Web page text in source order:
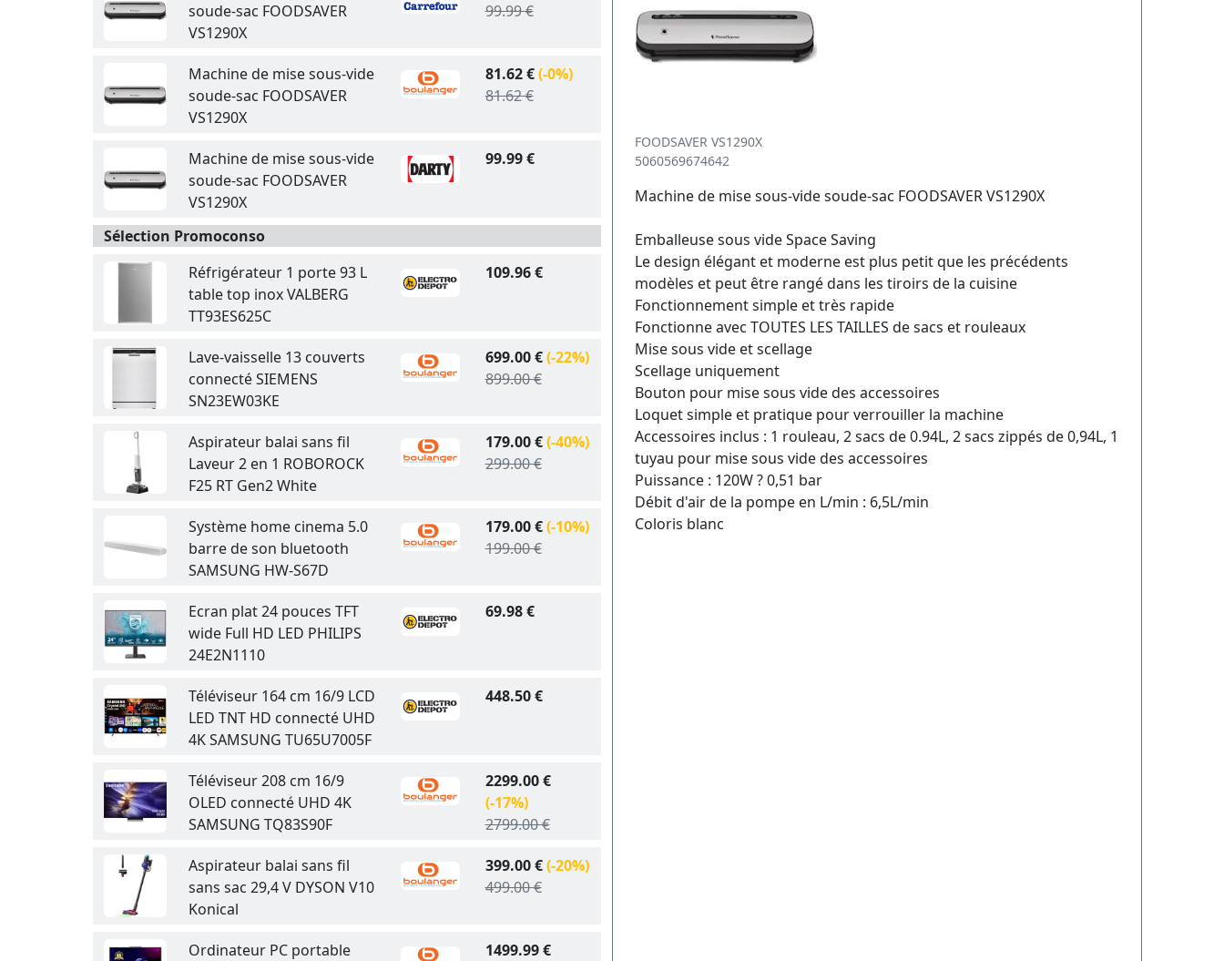
soude-sac FOODSAVER
VS1290X
99.99 €
Machine de mise sous-vide
soude-sac FOODSAVER
VS1290X
81.62 €(-0%)
81.62 €
Machine de mise sous-vide
soude-sac FOODSAVER
VS1290X
99.99 €
Sélection Promoconso
Réfrigérateur 1 porte 93 L
table top inox VALBERG
TT93ES625C
109.96 €
Lave-vaisselle 13 couverts
connecté SIEMENS
SN23EW03KE
699.00 €(-22%)
899.00 €
Aspirateur balai sans fil
Laveur 2 en 1 ROBOROCK
F25 RT Gen2 White
179.00 €(-40%)
299.00 €
Système home cinema 5.0
barre de son bluetooth
SAMSUNG HW-S67D
179.00 €(-10%)
199.00 €
Ecran plat 24 pouces TFT
wide Full HD LED PHILIPS
24E2N1110
69.98 €
Téléviseur 164 cm 16/9 LCD
LED TNT HD connecté UHD
4K SAMSUNG TU65U7005F
448.50 €
Téléviseur 208 cm 16/9
OLED connecté UHD 4K
SAMSUNG TQ83S90F
2299.00 €
(-17%)
2799.00 €
Aspirateur balai sans fil
sans sac 29,4 V DYSON V10
Konical
399.00 €(-20%)
499.00 €
Ordinateur PC portable
1499.99 €
FOODSAVER VS1290X
5060569674642
Machine de mise sous-vide soude-sac FOODSAVER VS1290X
Emballeuse sous vide Space Saving
Le design élégant et moderne est plus petit que les précédents
modèles et peut être rangé dans les tiroirs de la cuisine
Fonctionnement simple et très rapide
Fonctionne avec TOUTES LES TAILLES de sacs et rouleaux
Mise sous vide et scellage
Scellage uniquement
Bouton pour mise sous vide des accessoires
Loquet simple et pratique pour verrouiller la machine
Accessoires inclus : 1 rouleau, 2 sacs de 0.94L, 2 sacs zippés de 0,94L, 1
tuyau pour mise sous vide des accessoires
Puissance : 120W ? 0,51 bar
Débit d'air de la pompe en L/min : 6,5L/min
Coloris blanc